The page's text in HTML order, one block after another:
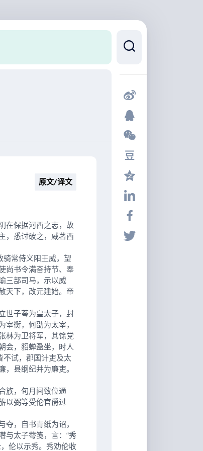
原文/译文
在保据河西之志，故
，悉讨破之，威著西
常侍义阳王威，望
尚书令满奋持节、奉
三部司马，示以威
天下，改元建始。帝
世子荂为皇太子，封
衡，何劭为太宰，
林为卫将军，其馀党
会，貂蝉盈坐，时人
不试，郡国计吏及太
县纲纪并为廉吏。
族，旬月间致位通
以弼等受伦官爵过
，自书青纸为诏，
与太子荂笺，言：“秀
伦以示秀。秀劝伦收